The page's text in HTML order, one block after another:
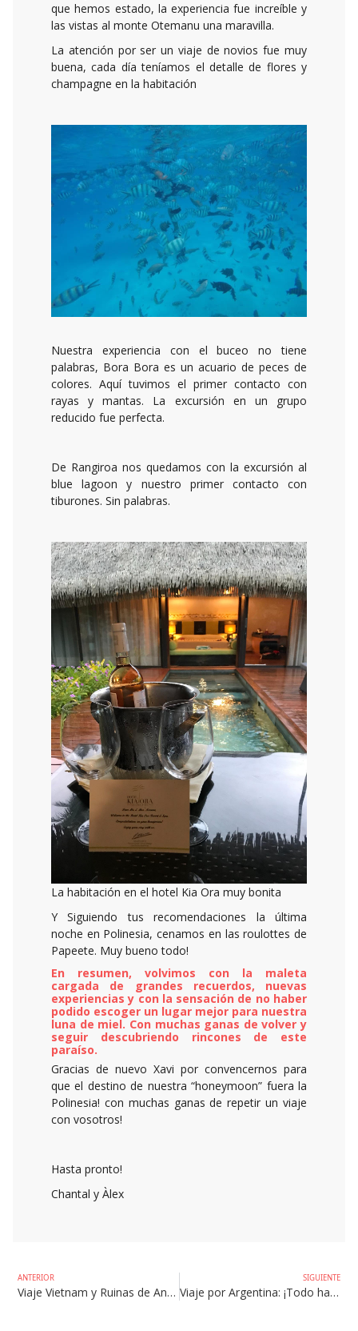
que hemos estado, la experiencia fue increíble y
las vistas al monte Otemanu una maravilla.
La atención por ser un viaje de novios fue muy
buena, cada día teníamos el detalle de flores y
champagne en la habitación
Nuestra experiencia con el buceo no tiene
palabras, Bora Bora es un acuario de peces de
colores. Aquí tuvimos el primer contacto con
rayas y mantas. La excursión en un grupo
reducido fue perfecta.
De Rangiroa nos quedamos con la excursión al
blue lagoon y nuestro primer contacto con
tiburones. Sin palabras.
La habitación en el hotel Kia Ora muy bonita
Y Siguiendo tus recomendaciones la última
noche en Polinesia, cenamos en las roulottes de
Papeete. Muy bueno todo!
En resumen, volvimos con la maleta
cargada de grandes recuerdos, nuevas
experiencias y con la sensación de no haber
podido escoger un lugar mejor para nuestra
luna de miel. Con muchas ganas de volver y
seguir descubriendo rincones de este
paraíso.
Gracias de nuevo Xavi por convencernos para
que el destino de nuestra “honeymoon” fuera la
Polinesia! con muchas ganas de repetir un viaje
con vosotros!
Hasta pronto!
Chantal y Àlex
ANTERIOR
Viaje Vietnam y Ruinas de Angkor en familia: maravilloso
SIGUIENTE
Viaje por Argentina: ¡Todo ha salido a la perfección!